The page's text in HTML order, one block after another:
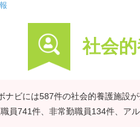
社会
ナビには587件の社会的養護施設
員741件、非常勤職員134件、ア